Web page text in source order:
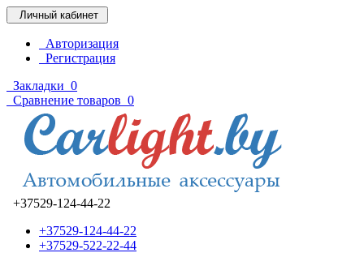
Личный кабинет
Авторизация
Регистрация
Закладки 0
Сравнение товаров 0
+37529-124-44-22
+37529-124-44-22
+37529-522-22-44